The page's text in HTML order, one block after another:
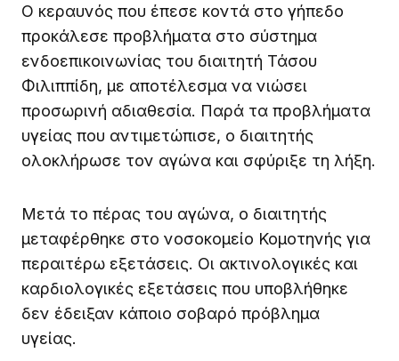
Ο κεραυνός που έπεσε κοντά στο γήπεδο
προκάλεσε προβλήματα στο σύστημα
ενδοεπικοινωνίας του διαιτητή Τάσου
Φιλιππίδη, με αποτέλεσμα να νιώσει
προσωρινή αδιαθεσία. Παρά τα προβλήματα
υγείας που αντιμετώπισε, ο διαιτητής
ολοκλήρωσε τον αγώνα και σφύριξε τη λήξη.
Μετά το πέρας του αγώνα, ο διαιτητής
μεταφέρθηκε στο νοσοκομείο Κομοτηνής για
περαιτέρω εξετάσεις. Οι ακτινολογικές και
καρδιολογικές εξετάσεις που υποβλήθηκε
δεν έδειξαν κάποιο σοβαρό πρόβλημα
υγείας.